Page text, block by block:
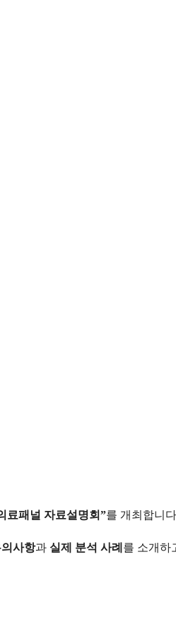
료패널 자료설명회”를 개최합니
사항과 실제 분석 사례 를 소개하